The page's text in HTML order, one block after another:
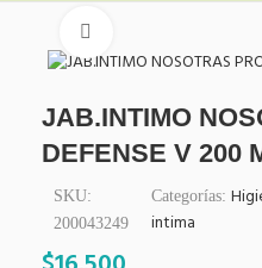
JAB.INTIMO
DEFENSE V 200
SKU:
200043249
Categorías:
intima